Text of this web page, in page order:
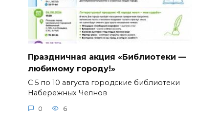
Праздничная акция «Библиотеки —
любимому городу!»
С 5 по 10 августа городские библиотеки
Набережных Челнов
0 6